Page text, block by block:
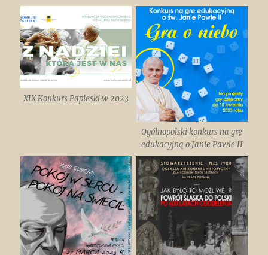
XIX Konkurs Papieski w 2023
Ogólnopolski konkurs na grę
edukacyjną o Janie Pawle II